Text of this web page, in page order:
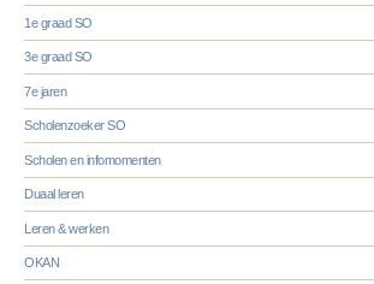
1e graad SO
3e graad SO
7e jaren
Scholenzoeker SO
Scholen en infomomenten
Duaal leren
Leren & werken
OKAN